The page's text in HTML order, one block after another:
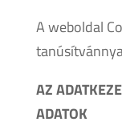
A weboldal
AZ
ADATOK